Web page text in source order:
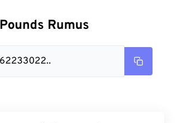
Rumus